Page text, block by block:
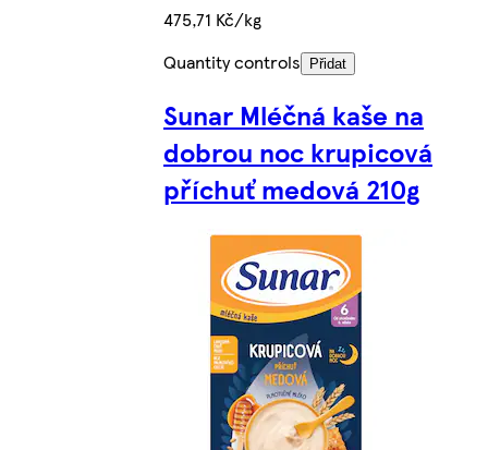
475,71 Kč/kg
Quantity controls
Přidat
Sunar Mléčná kaše na
dobrou noc krupicová
příchuť medová 210g